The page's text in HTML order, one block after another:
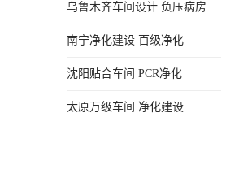
乌鲁木齐车间设计 负压病房
南宁净化建设 百级净化
沈阳贴合车间 PCR净化
太原万级车间 净化建设